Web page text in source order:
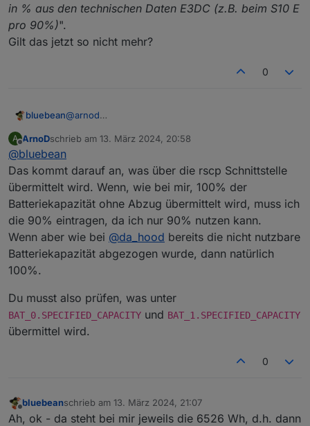
in % aus den technischen Daten E3DC (z.B. beim S10 E
pro 90%)".
Gilt das jetzt so nicht mehr?
0
bluebean@arnod
der Anleitung, wo es ja heißt "
Batterie in % aus den technischen Daten E3DC (z.B.
beim S10 E pro 90%)".
Gilt das jetzt so nicht mehr?
A
Offline
ArnoDschrieb am 13. März 2024, 20:58
zuletzt editiert von
@bluebean
Das kommt darauf an, was über die rscp Schnittstelle
übermittelt wird. Wenn, wie bei mir, 100% der
Batteriekapazität ohne Abzug übermittelt wird, muss ich
die 90% eintragen, da ich nur 90% nutzen kann.
Wenn aber wie bei @da_hood bereits die nicht nutzbare
Batteriekapazität abgezogen wurde, dann natürlich
100%.
Du musst also prüfen, was unter
BAT_0.SPECIFIED_CAPACITY und BAT_1.SPECIFIED_CAPACITY
übermittel wird.
0
Offline
bluebeanschrieb am 13. März 2024, 21:07
zuletzt editiert von
Ah, ok - da steht bei mir jeweils die 6526 Wh, d.h. dann